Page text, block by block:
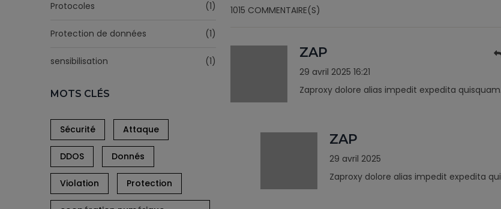
Protocoles (1)
Protection de données (1)
sensibilisation (1)
MOTS CLÉS
Sécurité Attaque
DDOS Donnés
Violation Protection
1015 COMMENTAIRE(S)
ZAP
29 avril 2025 16:21
Zaproxy dolore alias impedit expedita quisquam.
ZAP
29 avril 2025
Zaproxy dolore alias impedit expedita